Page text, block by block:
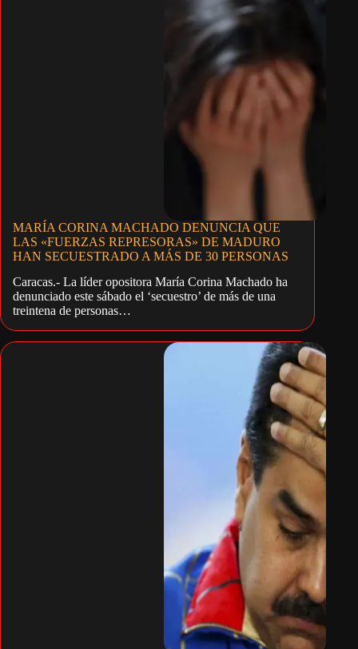
MARÍA CORINA MACHADO DENUNCIA QUE
LAS «FUERZAS REPRESORAS» DE MADURO
HAN SECUESTRADO A MÁS DE 30 PERSONAS
Caracas.- La líder opositora María Corina Machado ha
denunciado este sábado el ‘secuestro’ de más de una
treintena de personas…